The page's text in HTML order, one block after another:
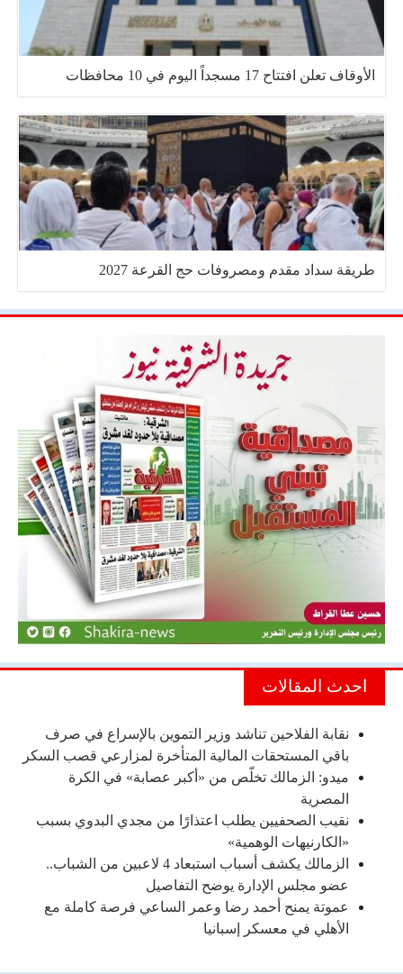
الأوقاف تعلن افتتاح 17 مسجداً اليوم في 10 محافظات
طريقة سداد مقدم ومصروفات حج القرعة 2027
احدث المقالات
نقابة الفلاحين تناشد وزير التموين بالإسراع في صرف
باقي المستحقات المالية المتأخرة لمزارعي قصب السكر
ميدو: الزمالك تخلّص من «أكبر عصابة» في الكرة
المصرية
نقيب الصحفيين يطلب اعتذارًا من مجدي البدوي بسبب
«الكارنيهات الوهمية»
الزمالك يكشف أسباب استبعاد 4 لاعبين من الشباب..
عضو مجلس الإدارة يوضح التفاصيل
عموتة يمنح أحمد رضا وعمر الساعي فرصة كاملة مع
الأهلي في معسكر إسبانيا